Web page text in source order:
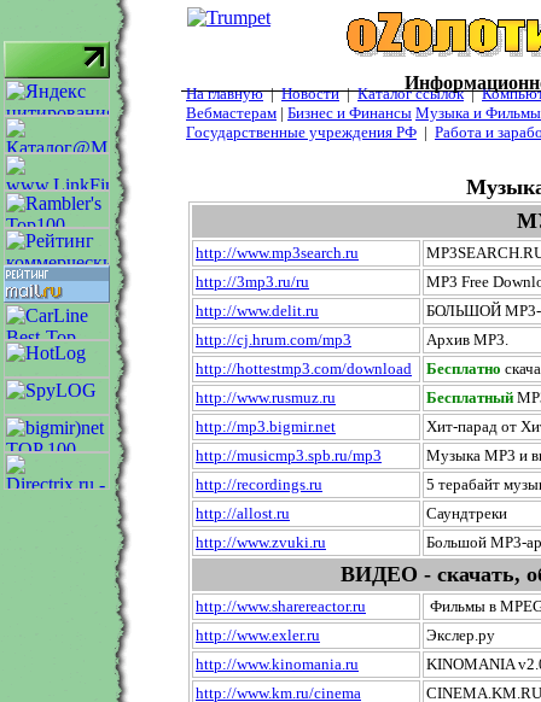
На главную | Новости | Каталог ссылок |
Вебмастерам | Бизнес и Финансы Музыка и Фильмы
Государственные учреждения РФ | Работа и
http://www.mp3search.ru
http://3mp3.ru/ru
MP3 Free
http://www.delit.ru
БОЛЬШОЙ
http://cj.hrum.com/mp3
Архив MP3.
http://hottestmp3.com/download
Бесплатно
http://www.rusmuz.ru
Бесплатный
http://mp3.bigmir.net
Хит-парад от
http://musicmp3.spb.ru/mp3
Музыка MP3 и
http://recordings.ru
5 терабайт
http://allost.ru
Саундтреки
http://www.zvuki.ru
Большой MP3-
ВИДЕО - скачать,
http://www.sharereactor.ru
Фильмы в
http://www.exler.ru
Экслер.ру
http://www.kinomania.ru
KINOMANIA
http://www.km.ru/cinema
CINEMA.KM.RU